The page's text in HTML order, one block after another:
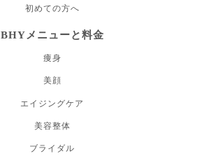
初めての方へ
BHYメニューと料金
痩身
美顔
エイジングケア
美容整体
ブライダル